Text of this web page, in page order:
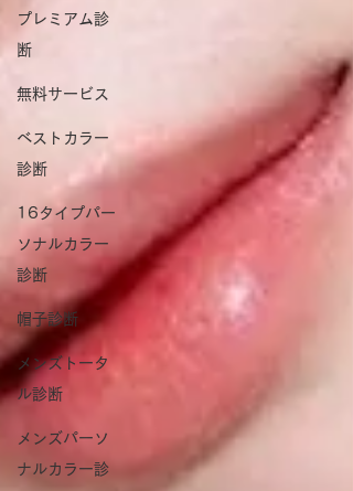
プレミアム診
断
無料サービス
ベストカラー
診断
16タイプパー
ソナルカラー
診断
帽子診断
メンズトータ
ル診断
メンズパーソ
ナルカラー診